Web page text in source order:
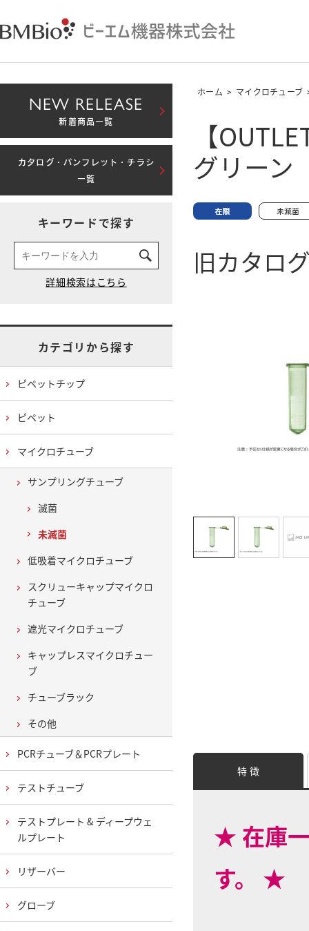
ホーム > マイクロチューブ
【
グリーン
旧カタロ
特 徴
★ 在庫
す。 ★
NEW RELEASE
新着商品一覧
カタログ・パンフレット・チラシ
一覧
キーワードで探す
カテゴリから探す
ピペットチップ
ピペット
マイクロチューブ
サンプリングチューブ
滅菌
未滅菌
低吸着マイクロチューブ
スクリューキャップマイクロ
チューブ
遮光マイクロチューブ
キャップレスマイクロチュー
ブ
チューブラック
その他
PCRチューブ＆PCRプレート
テストチューブ
テストプレート & ディープウェ
ルプレート
リザーバー
グローブ